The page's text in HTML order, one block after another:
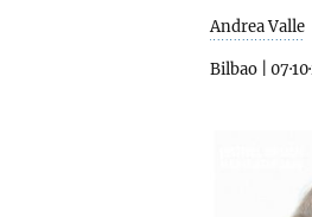
Andrea Valle
Bilbao